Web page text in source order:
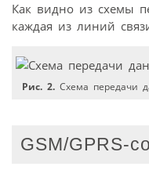
Как видно из схемы
каждая из линий
Рис. 2. Схема передачи
GSM/GPRS-